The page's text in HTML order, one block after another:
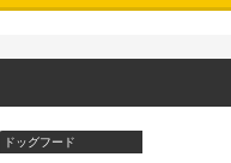
ドッグフード